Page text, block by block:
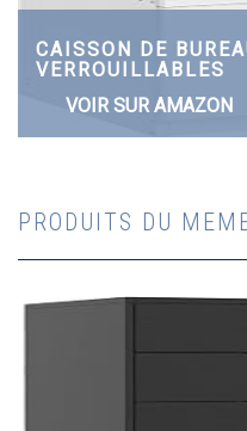
CAISSON DE
VERROUILLABLES
VOIR SUR AMAZON
PRODUITS DU